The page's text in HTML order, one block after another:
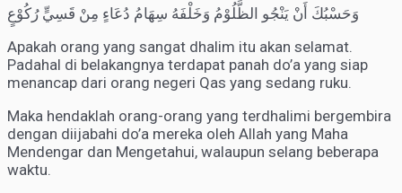
وَحَسْبُكَ أَنْ يَنْجُو الظَّلُوْمُ وَخَلْفَهُ سِهَامُ دُعَاءٍ مِنْ قَسِيٍّ رُكُوْعٍ
Apakah orang yang sangat dhalim itu akan selamat.
Padahal di belakangnya terdapat panah do’a yang siap
menancap dari orang negeri Qas yang sedang ruku.
Maka hendaklah orang-orang yang terdhalimi bergembira
dengan diijabahi do’a mereka oleh Allah yang Maha
Mendengar dan Mengetahui, walaupun selang beberapa
waktu.